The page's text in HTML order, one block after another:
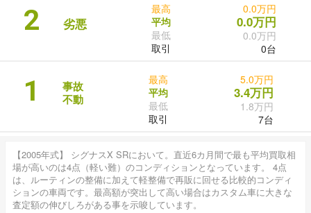
2 劣悪
最高
平均
最低
取引
0.0万円
0.0万円
0.0万円
0台
1
事故
不動
最高
平均
最低
取引
5.0万円
3.4万円
1.8万円
7台
【2005年式】 シグナスX SRにおいて。直近6カ月間で最も平均買取相
場が高いのは4点（軽い難）のコンディションとなっています。 4点
は、ルーティンの整備に加えて軽整備で再販に回せる比較的コンディ
ションの車両です。最高額が突出して高い場合はカスタム車に大きな
査定額の伸びしろがある事を示唆しています。